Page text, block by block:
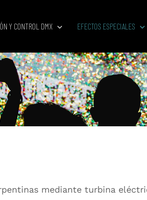
Y CONTROL DMX EFECTOS ESPECIALES
mediante turbina